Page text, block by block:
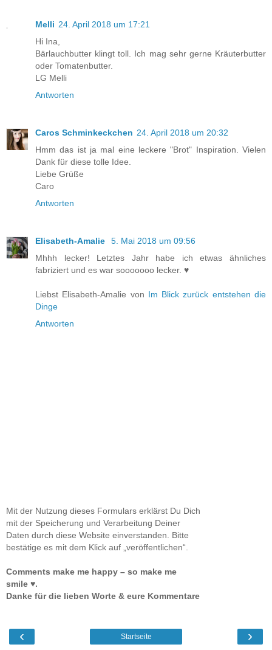
Melli 24. April 2018 um 17:21
Hi Ina,
Bärlauchbutter klingt toll. Ich mag sehr gerne Kräuterbutter
oder Tomatenbutter.
LG Melli
Antworten
Caros Schminkeckchen 24. April 2018 um 20:32
Hmm das ist ja mal eine leckere "Brot" Inspiration. Vielen
Dank für diese tolle Idee.
Liebe Grüße
Caro
Antworten
Elisabeth-Amalie
5. Mai 2018 um 09:56
Mhhh lecker! Letztes Jahr habe ich etwas ähnliches
fabriziert und es war sooooooo lecker. ♥
Liebst Elisabeth-Amalie von Im Blick zurück entstehen die
Dinge
Antworten
Mit der Nutzung dieses Formulars erklärst Du Dich
mit der Speicherung und Verarbeitung Deiner
Daten durch diese Website einverstanden. Bitte
bestätige es mit dem Klick auf „veröffentlichen“.
Comments make me happy – so make me
smile ♥.
Danke für die lieben Worte & eure Kommentare
‹ ›
Startseite